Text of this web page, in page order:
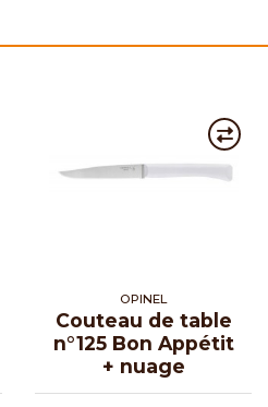
OPINEL
Couteau de table
n°125 Bon Appétit
+ nuage